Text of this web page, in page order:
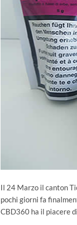
Il 24 Marzo il canton
pochi giorni fa
CBD360 ha il piacere